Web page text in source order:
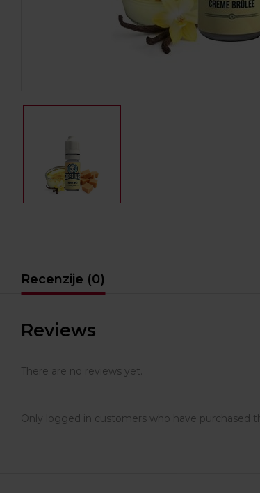
Recenzije (0)
Reviews
There are no reviews yet.
Only logged in customers who have purchased